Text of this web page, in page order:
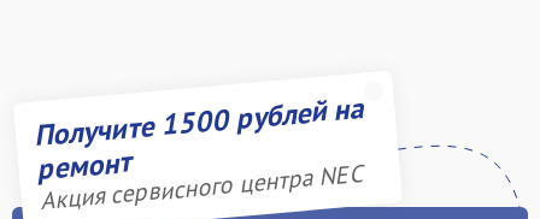
Получите 1500 рублей на
ремонт
Акция сервисного центра NEC